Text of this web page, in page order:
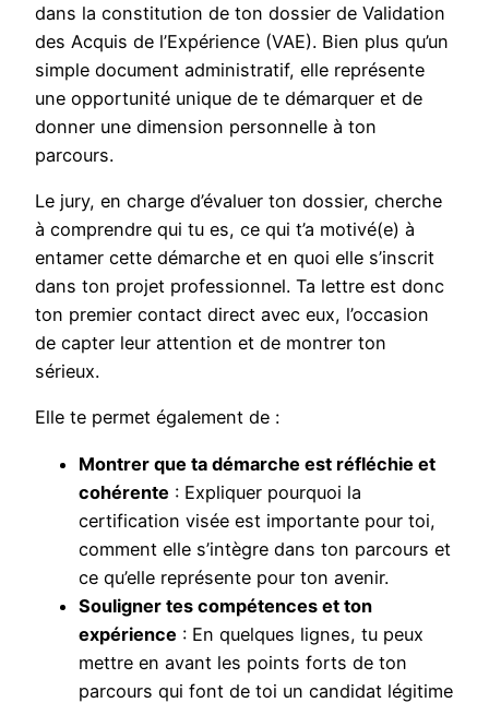
dans la constitution de ton dossier de Validation
des Acquis de l’Expérience (VAE). Bien plus qu’un
simple document administratif, elle représente
une opportunité unique de te démarquer et de
donner une dimension personnelle à ton
parcours.
Le jury, en charge d’évaluer ton dossier, cherche
à comprendre qui tu es, ce qui t’a motivé(e) à
entamer cette démarche et en quoi elle s’inscrit
dans ton projet professionnel. Ta lettre est donc
ton premier contact direct avec eux, l’occasion
de capter leur attention et de montrer ton
sérieux.
Elle te permet également de :
Montrer que ta démarche est réfléchie et
cohérente : Expliquer pourquoi la
certification visée est importante pour toi,
comment elle s’intègre dans ton parcours et
ce qu’elle représente pour ton avenir.
Souligner tes compétences et ton
expérience : En quelques lignes, tu peux
mettre en avant les points forts de ton
parcours qui font de toi un candidat légitime